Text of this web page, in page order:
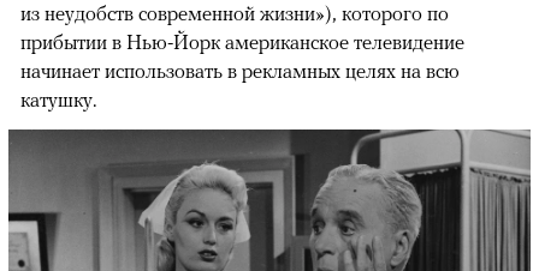
из неудобств современной жизни»), которого по
прибытии в Нью-Йорк американское телевидение
начинает использовать в рекламных целях на всю
катушку.